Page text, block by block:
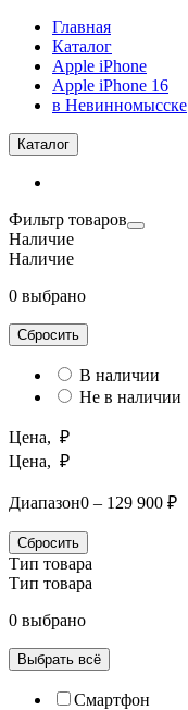
Главная
Каталог
Apple iPhone
Apple iPhone 16
в Невинномысске
Каталог
Фильтр товаров
Наличие
Наличие
0 выбрано
Сбросить
В наличии
Не в наличии
Цена, ₽
Цена, ₽
Диапазон0 – 129 900 ₽
Сбросить
Тип товара
Тип товара
0 выбрано
Выбрать всё
Смартфон